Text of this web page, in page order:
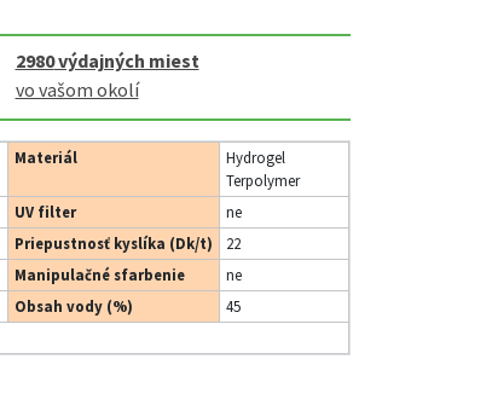
2980výdajných miest
vo vašom okolí
Materiál
Hydrogel
Terpolymer
UV filter
ne
Priepustnosť kyslíka (Dk/t)
22
Manipulačné sfarbenie
ne
Obsah vody (%)
45